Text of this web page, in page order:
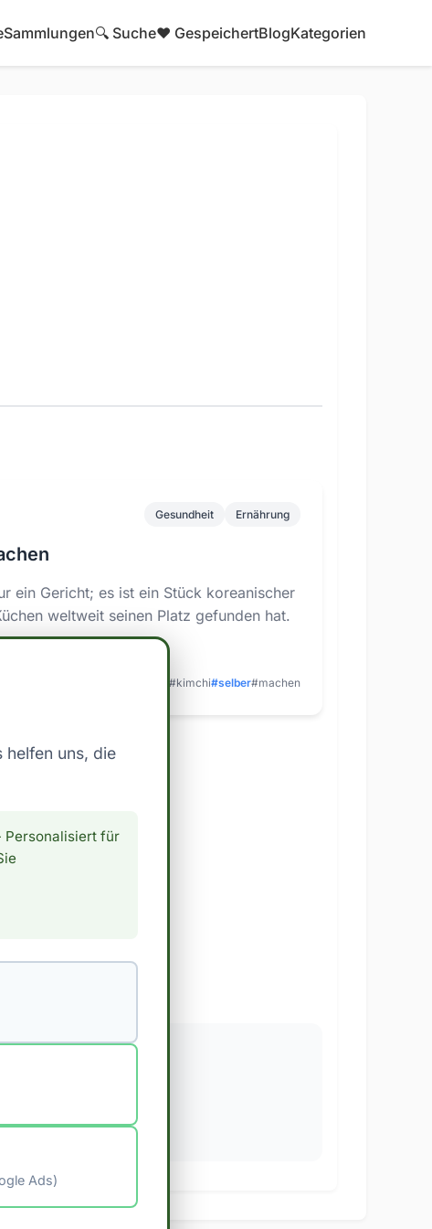
Sammlungen🔍 Suche❤️ GespeichertBlogKategorien
Gesundheit Ernährung
ein Gericht; es ist ein Stück koreanischer
weltweit seinen Platz gefunden hat.
#kimchi#selber#machen
helfen uns, die
Personalisiert für
Ads)